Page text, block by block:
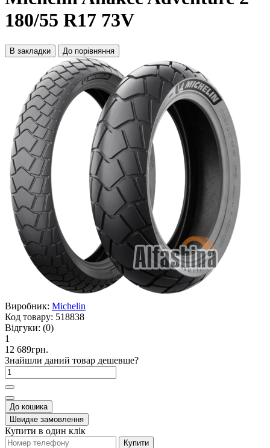
180/55 R17 73V
В закладки До порівняння
Виробник: Michelin
Код товару: 518838
Відгуки: (0)
1
12 689грн.
Знайшли даний товар дешевше?
До кошика
Швидке замовлення
Купити в один клік
Купити